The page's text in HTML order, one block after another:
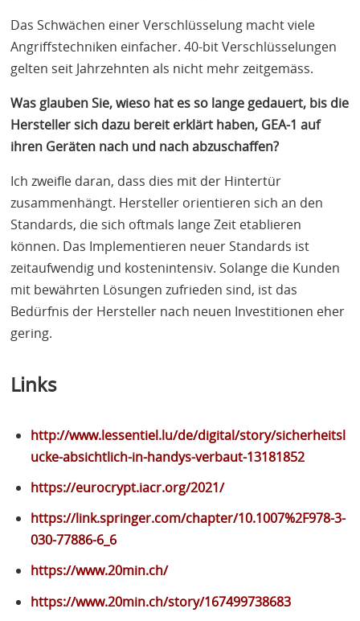
Das Schwächen einer Verschlüsselung macht viele
Angriffstechniken einfacher. 40-bit Verschlüsselungen
gelten seit Jahrzehnten als nicht mehr zeitgemäss.
Was glauben Sie, wieso hat es so lange gedauert, bis die
Hersteller sich dazu bereit erklärt haben, GEA-1 auf
ihren Geräten nach und nach abzuschaffen?
Ich zweifle daran, dass dies mit der Hintertür
zusammenhängt. Hersteller orientieren sich an den
Standards, die sich oftmals lange Zeit etablieren
können. Das Implementieren neuer Standards ist
zeitaufwendig und kostenintensiv. Solange die Kunden
mit bewährten Lösungen zufrieden sind, ist das
Bedürfnis der Hersteller nach neuen Investitionen eher
gering.
Links
http://www.lessentiel.lu/de/digital/story/sicherheitsl
ucke-absichtlich-in-handys-verbaut-13181852
https://eurocrypt.iacr.org/2021/
https://link.springer.com/chapter/10.1007%2F978-3-
030-77886-6_6
https://www.20min.ch/
https://www.20min.ch/story/167499738683